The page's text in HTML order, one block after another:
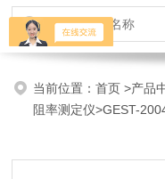
炭块热膨胀仪，炭块透气
当前位置：首页>产品
阻率测定仪>GEST-